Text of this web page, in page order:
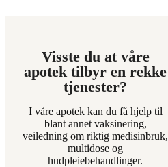
Visste du at våre
apotek tilbyr en rekke
tjenester?
I våre apotek kan du få hjelp til
blant annet vaksinering,
veiledning om riktig medisinbruk,
multidose og
hudpleiebehandlinger.